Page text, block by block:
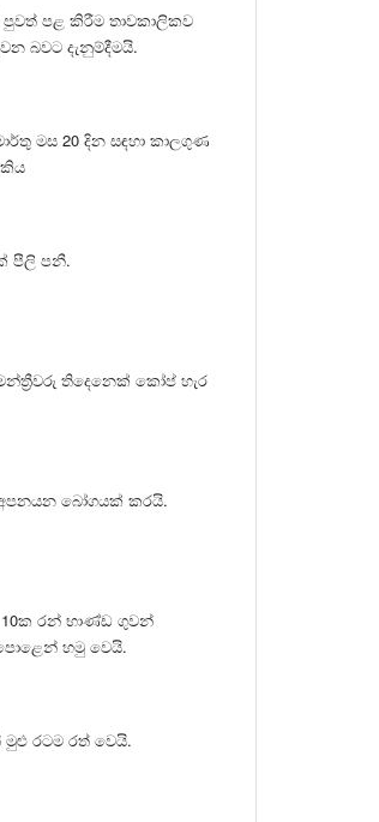
පළ කිරීම තාවකාලිකව
බවට දැනුම්දීමයි.
මස 20 දින සඳහා කාලගුණ
පීලි පනී.
තිදෙනෙක් කෝප් හැර
බෝගයක් කරයි.
රන් භාණ්ඩ ගුවන්
හමු වෙයි.
රටම රත් වෙයි.